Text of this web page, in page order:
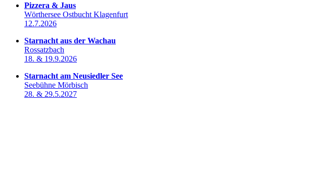
Pizzera & Jaus
Wörthersee Ostbucht Klagenfurt
12.7.2026
Starnacht aus der Wachau
Rossatzbach
18. & 19.9.2026
Starnacht am Neusiedler See
Seebühne Mörbisch
28. & 29.5.2027